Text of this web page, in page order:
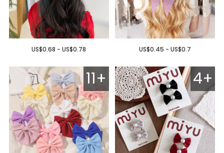
US$0.68 - US$0.78 US$0.45 - US$0.7
11+ 4+